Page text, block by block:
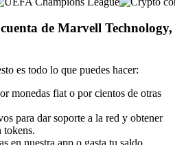
de Marvell Technology,
es todo lo que puedes hacer:
monedas fiat o por cientos de otras
para dar soporte a la red y obtener
tokens.
en nuestra app o gasta tu saldo